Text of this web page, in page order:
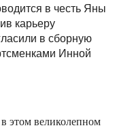
в честь Яны
карьеру
в сборную
Инной
в этом великолепном